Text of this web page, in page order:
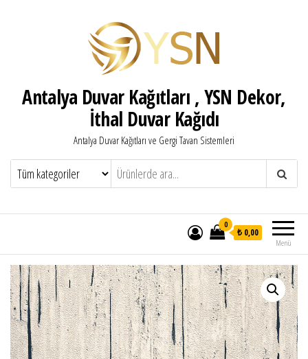
Antalya Duvar Kağıtları , YSN Dekor,
İthal Duvar Kağıdı
Antalya Duvar Kağıtları ve Gergi Tavan Sistemleri
Menü
0
₺ 0,00